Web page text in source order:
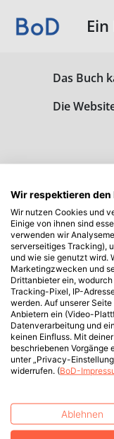
Das Buch
Die
Wir respektieren den
Wir nutzen Cookies und
Einige von ihnen sind
verwenden wir
serverseitiges Tracking),
und wie sie genutzt wird.
Marketingzwecken und
Drittanbieter ein,
Tracking-Pixel, IP-
werden. Auf unserer
Anbietern ein (Video-
Datenverarbeitung und
keinen Einfluss. Mit
beschriebenen Vorgänge
unter „Privacy-
widerrufen. (BoD-
Ablehnen